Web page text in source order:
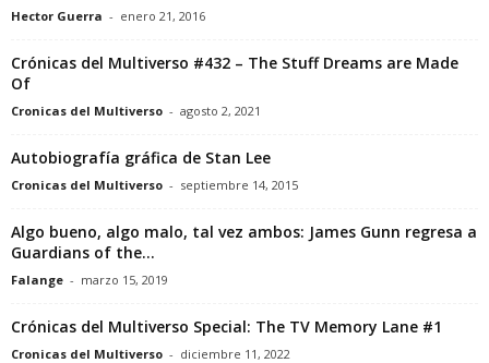
Hector Guerra - enero 21, 2016
Crónicas del Multiverso #432 – The Stuff Dreams are Made
Of
Cronicas del Multiverso - agosto 2, 2021
Autobiografía gráfica de Stan Lee
Cronicas del Multiverso - septiembre 14, 2015
Algo bueno, algo malo, tal vez ambos: James Gunn regresa a
Guardians of the...
Falange - marzo 15, 2019
Crónicas del Multiverso Special: The TV Memory Lane #1
Cronicas del Multiverso - diciembre 11, 2022